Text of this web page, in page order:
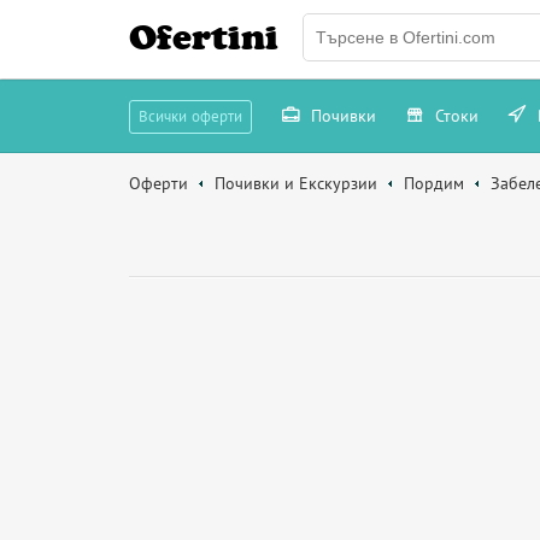
Ofertini
Всички оферти Почивки Стоки
Оферти Почивки и Екскурзии Пордим